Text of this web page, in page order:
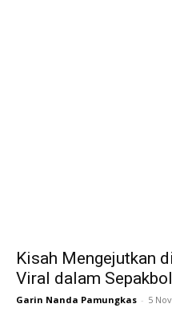
Kisah Mengejutkan
Viral dalam
Garin Nanda Pamungkas - 5